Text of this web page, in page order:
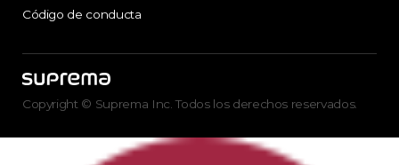
Código de conducta
Copyright © Suprema Inc. Todos los derechos reservados.